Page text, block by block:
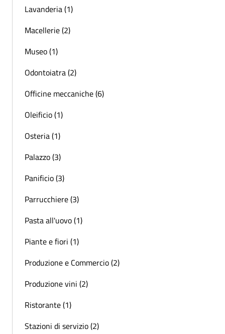
Lavanderia (1)
Macellerie (2)
Museo (1)
Odontoiatra (2)
Officine meccaniche (6)
Oleificio (1)
Osteria (1)
Palazzo (3)
Panificio (3)
Parrucchiere (3)
Pasta all'uovo (1)
Piante e fiori (1)
Produzione e Commercio (2)
Produzione vini (2)
Ristorante (1)
Stazioni di servizio (2)